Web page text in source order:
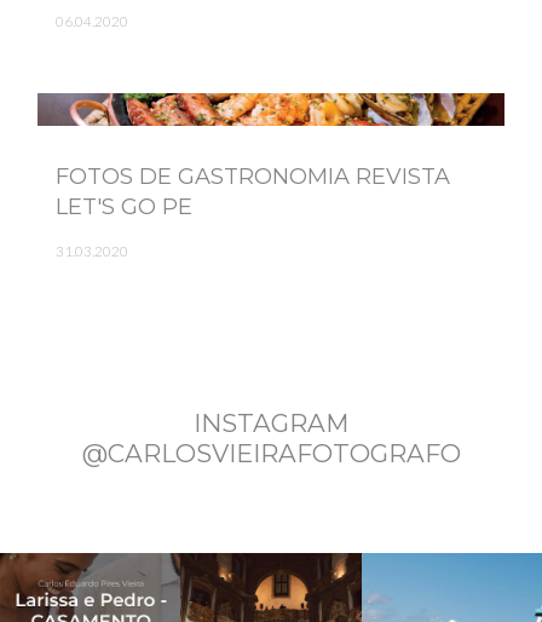
06.04.2020
FOTOS DE GASTRONOMIA REVISTA
LET'S GO PE
31.03.2020
INSTAGRAM
@CARLOSVIEIRAFOTOGRAFO